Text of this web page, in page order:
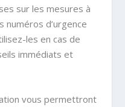
sur les mesures à
numéros d’urgence
les en cas de
immédiats et
vous permettront